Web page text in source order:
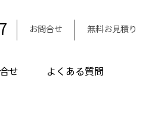
お問合せ 無料お見積り
せ よくある質問